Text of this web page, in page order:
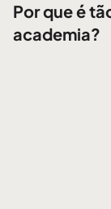
Por que é
academia?